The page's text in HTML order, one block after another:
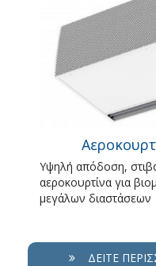
Υψηλή απόδοση,
αεροκουρτίνα για
μεγάλων διαστάσεων
ΔΕΊΤΕ